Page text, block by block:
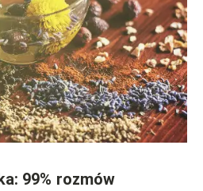
99% rozmów